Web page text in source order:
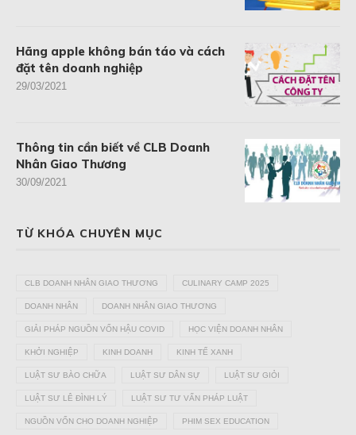
Hãng apple không bán táo và cách
đặt tên doanh nghiệp
29/03/2021
Thông tin cần biết về CLB Doanh
Nhân Giao Thương
30/09/2021
TỪ KHÓA CHUYÊN MỤC
CLB DOANH NHÂN GIAO THƯƠNG CULINARY CAMP 2025
DOANH NHÂN DOANH NHÂN GIAO THƯƠNG
GIẢI PHÁP NGUỒN VỐN HẬU COVID HỌC VIỆN DOANH NHÂN
KHỞI NGHIỆP KINH DOANH KINH TẾ XANH
LUẬT SƯ BÀO CHỮA LUẬT SƯ DÂN SỰ LUẬT SƯ GIỎI
LUẬT SƯ LÊ ĐÌNH LÝ LUẬT SƯ TƯ VẤN PHÁP LUẬT
NGUỒN VỐN CHO DOANH NGHIỆP PHIM SEX EDUCATION